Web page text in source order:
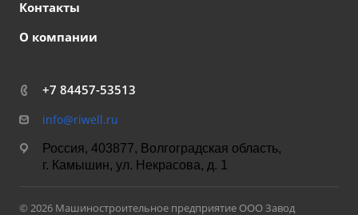
Контакты
О компании
+7 84457-53513
info@riwell.ru
Россия, 403877, Волгоградская область,
г. Камышин, ул. Некрасова, д. 1
© 2026 Машиностроительное предприятие ООО Завод